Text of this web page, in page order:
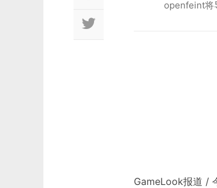
openfeint将
GameLook报道 /